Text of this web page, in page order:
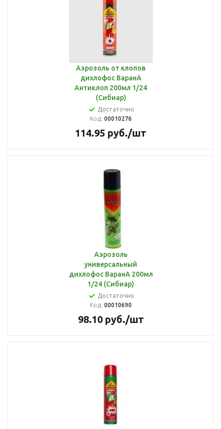
Аэрозоль от клопов
дихлофос ВаранА
Антиклоп 200мл 1/24
(Сибиар)
Достаточно
Код: 00010276
114.95 руб./шт
Аэрозоль
универсальный
дихлофос ВаранА 200мл
1/24 (Сибиар)
Достаточно
Код: 00010690
98.10руб./шт